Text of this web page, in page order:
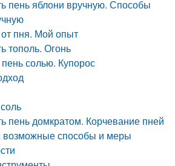
пень яблони вручную. Способы
от пня. Мой опыт
тополь. Огонь
солью. Купорос
пень домкратом. Корчевание пней
возможные способы и меры